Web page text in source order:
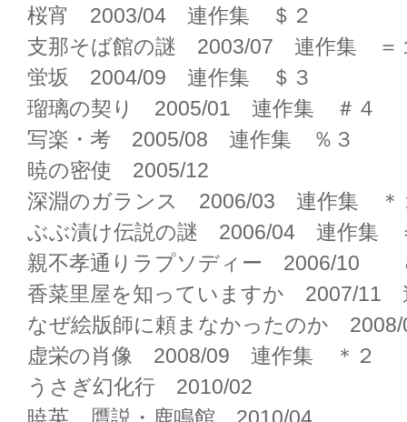
桜宵 2003/04 連作集 ＄２
支那そば館の謎 2003/07 連作集 ＝
蛍坂 2004/09 連作集 ＄３
瑠璃の契り 2005/01 連作集 ＃４
写楽・考 2005/08 連作集 ％３
暁の密使 2005/12
深淵のガランス 2006/03 連作集 ＊
ぶぶ漬け伝説の謎 2006/04 連作集
親不孝通りラプソディー 2006/10
香菜里屋を知っていますか 2007/11
なぜ絵版師に頼まなかったのか
虚栄の肖像 2008/09 連作集 ＊２
うさぎ幻化行 2010/02
暁英 贋説・鹿鳴館 2010/04